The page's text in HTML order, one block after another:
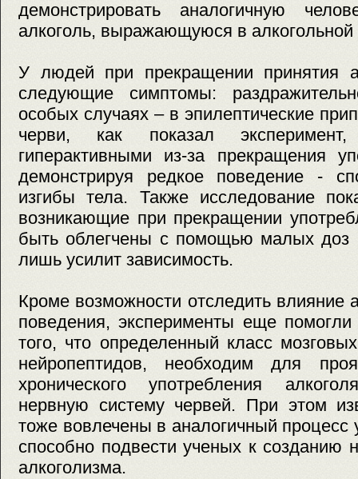
демонстрировать аналогичную
алкоголь, выражающуюся в алкогольной
У людей при прекращении принятия
следующие симптомы:
особых случаях – в эпилептические
черви, как показал
гиперактивными из-за прекращения
демонстрируя редкое поведение -
изгибы тела. Также исследование
возникающие при прекращении
быть облегчены с помощью малых доз
лишь усилит зависимость.
Кроме возможности отследить влияние
поведения, эксперименты еще помогли
того, что определенный класс
нейропептидов, необходим для
хронического употребления
нервную систему червей. При этом
тоже вовлечены в аналогичный
способно подвести ученых к созданию
алкоголизма.